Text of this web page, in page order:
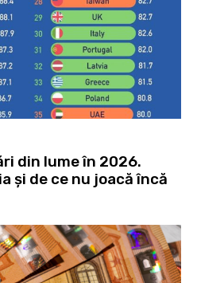
din lume în 2026.
și de ce nu joacă încă